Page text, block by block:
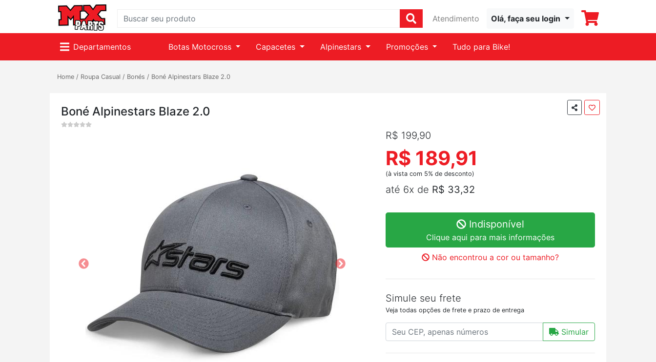
Atendimento Olá, faça seu login
Departamentos Botas Motocross Capacetes Alpinestars Promoções Tudo para Bike!
Home / Roupa Casual / Bonés / Boné Alpinestars Blaze 2.0
Boné Alpinestars Blaze 2.0
R$ 199,90
R$ 189,91
(à vista com 5% de desconto)
até 6x de R$ 33,32
Indisponível
Clique aqui para mais informações
Não encontrou a cor ou tamanho?
Simule seu frete
Veja todas opções de frete e prazo de entrega
Simular